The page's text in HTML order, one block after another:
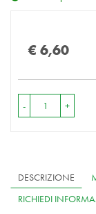
€ 6,60
- +
DESCRIZIONE
RICHIEDI